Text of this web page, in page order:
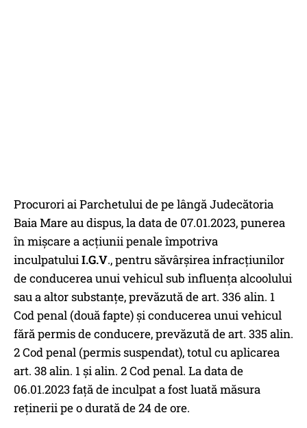
Procurori ai Parchetului de pe lângă Judecătoria
Baia Mare au dispus, la data de 07.01.2023, punerea
în mişcare a acţiunii penale împotriva
inculpatuluiI.G.V., pentru săvârşirea infracțiunilor
de conducerea unui vehicul sub influenţa alcoolului
sau a altor substanţe, prevăzută de art. 336 alin. 1
Cod penal (două fapte) şi conducerea unui vehicul
fără permis de conducere, prevăzută de art. 335 alin.
2 Cod penal (permis suspendat), totul cu aplicarea
art. 38 alin. 1 şi alin. 2 Cod penal. La data de
06.01.2023 faţă de inculpat a fost luată măsura
reţinerii pe o durată de 24 de ore.